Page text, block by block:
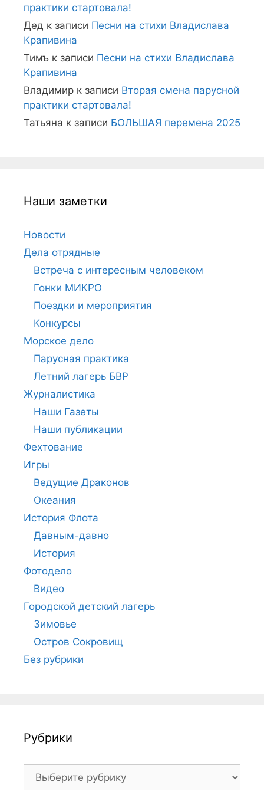
практики стартовала!
Дед к записи Песни на стихи Владислава
Крапивина
Тимъ к записи Песни на стихи Владислава
Крапивина
Владимир к записи Вторая смена парусной
практики стартовала!
Татьяна к записи БОЛЬШАЯ перемена 2025
Наши заметки
Новости
Дела отрядные
Встреча с интересным человеком
Гонки МИКРО
Поездки и мероприятия
Конкурсы
Морское дело
Парусная практика
Летний лагерь БВР
Журналистика
Наши Газеты
Наши публикации
Фехтование
Игры
Ведущие Драконов
Океания
История Флота
Давным-давно
История
Фотодело
Видео
Городской детский лагерь
Зимовье
Остров Сокровищ
Без рубрики
Рубрики
Рубрики